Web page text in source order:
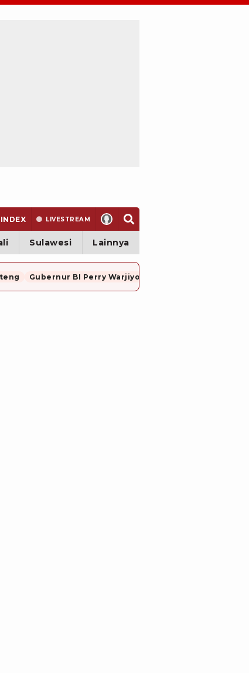
INDEX LIVESTREAM
Sulawesi Lainnya
Gubernur BI Perry Warjiyo Mundur